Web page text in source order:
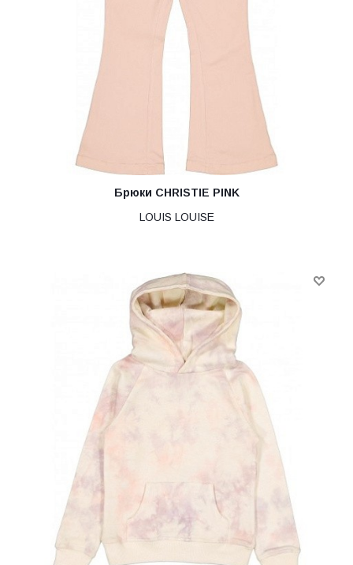
Брюки CHRISTIE PINK
LOUIS LOUISE